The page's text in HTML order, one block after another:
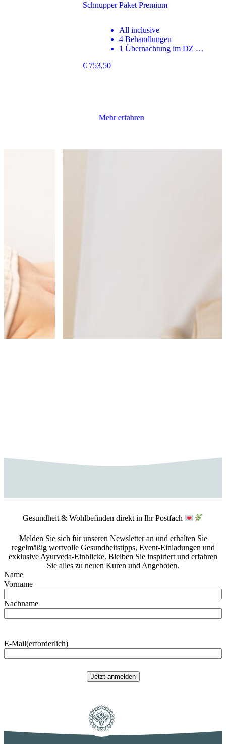
Diese äußerst wohltuende und sanfte Anwendung
vorhergehenden Maßnahmen bewegten Toxine
und Schadstoffe aus dem Körpergewebe.
Pizzichilli – Königlicher Ganzkörperölguss
Bei dieser „königlichen Ganzkörperbehandlung“
fließendem, warmen Kräuteröl durchgeführt.
Öls werden die Toxine im Körper gelöst und
ausgeschieden. Durch diese Anwendung gibt es
sehr gute Erfolge unter anderem bei
Gelenkserkrankungen und Muskelverspannungen.
Schnupper Paket Premium
4 Behandlungen
1 Übernachtung im DZ …
Gesundheit & Wohlbefinden direkt in Ihr Postfach
Melden Sie sich für unseren Newsletter an und erhalten Sie
regelmäßig wertvolle Gesundheitstipps, Event-Einladungen und
exklusive Ayurveda-Einblicke. Bleiben Sie inspiriert und erfahren
Sie alles zu neuen Kuren und Angeboten.
Name
Vorname
Nachname
E-Mail(erforderlich)
Jetzt anmelden